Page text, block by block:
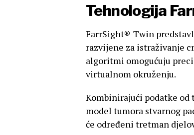
Tehnologija
FarrSight®-Twin
razvijene za istraživanje
algoritmi omogućuju
virtualnom okruženju.
Kombinirajući podatke
model tumora stvarnog
će određeni tretman